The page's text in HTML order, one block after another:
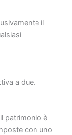
il
a due.
patrimonio è
con uno